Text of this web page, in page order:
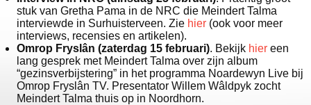
stuk van Gretha Pama in de NRC die Meindert Talma
interviewde in Surhuisterveen. Zie hier (ook voor meer
interviews, recensies en artikelen).
Omrop Fryslân (zaterdag 15 februari). Bekijk hier een
lang gesprek met Meindert Talma over zijn album
“gezinsverbijstering” in het programma Noardewyn Live bij
Omrop Fryslân TV. Presentator Willem Wâldpyk zocht
Meindert Talma thuis op in Noordhorn.